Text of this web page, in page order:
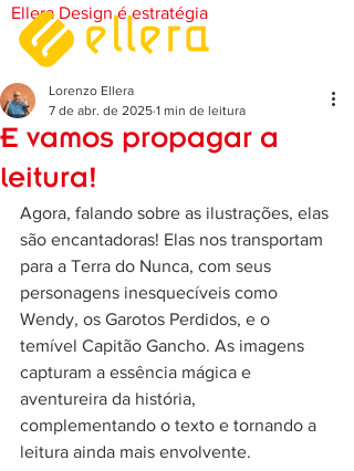
Ellera Design é estratégia
E vamos propagar a
leitura!
Lorenzo Ellera
7 de abr. de 2025 1 min de leitura
Agora, falando sobre as ilustrações, elas
são encantadoras! Elas nos transportam
para a Terra do Nunca, com seus
personagens inesquecíveis como
Wendy, os Garotos Perdidos, e o
temível Capitão Gancho. As imagens
capturam a essência mágica e
aventureira da história,
complementando o texto e tornando a
leitura ainda mais envolvente.